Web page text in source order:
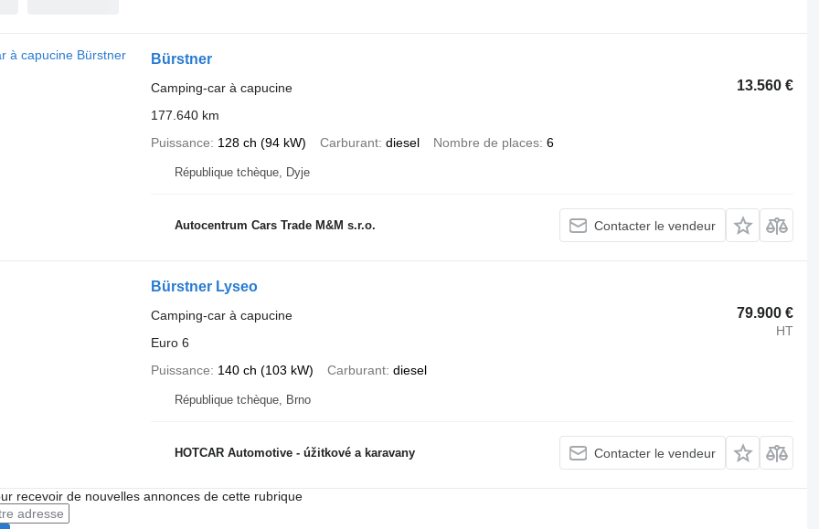
Bürstner
13.560 €
Camping-car à capucine
177.640 km
Puissance
128 ch (94 kW) Carburant diesel Nombre de places 6
République tchèque, Dyje
Autocentrum Cars Trade M&M s.r.o. Contacter le vendeur
Bürstner Lyseo
79.900 €
HT
Camping-car à capucine
Euro 6
Puissance
140 ch (103 kW) Carburant diesel
République tchèque, Brno
HOTCAR Automotive - úžitkové a karavany Contacter le vendeur
recevoir de nouvelles annonces de cette rubrique